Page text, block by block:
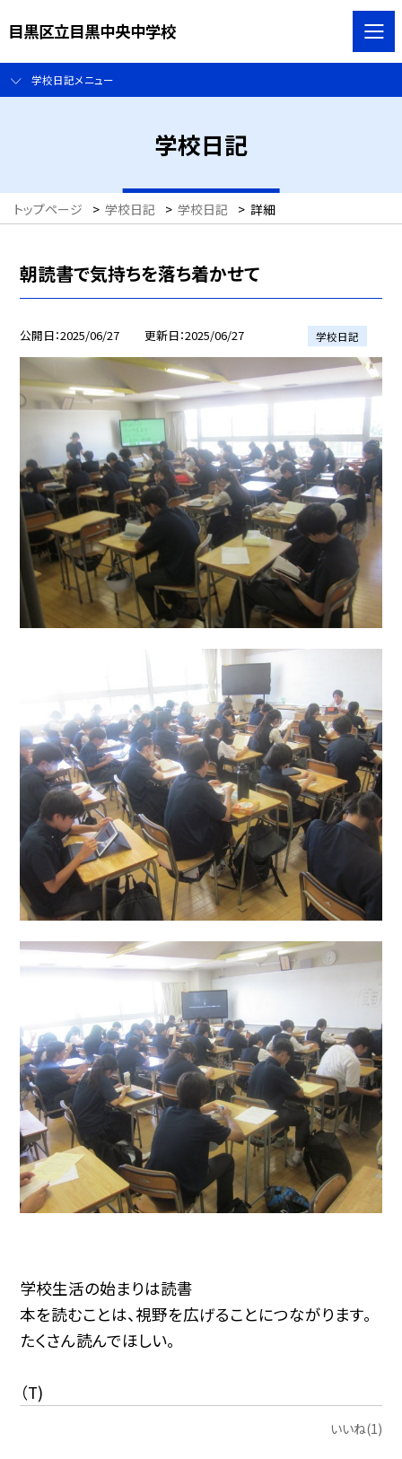
目黒区立目黒中央中学校
学校日記メニュー
学校日記
トップページ > 学校日記 > 学校日記 > 詳細
朝読書で気持ちを落ち着かせて
公開日 2025/06/27 更新日 2025/06/27 学校日記
学校生活の始まりは読書
本を読むことは、視野を広げることにつながります。
たくさん読んでほしい。
（T)
いいね(1)